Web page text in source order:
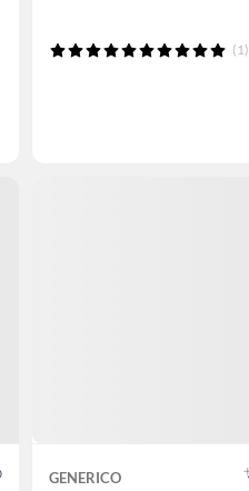
(1)
GENERICO